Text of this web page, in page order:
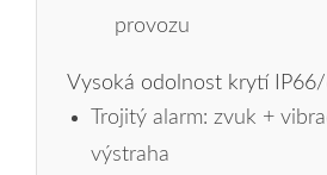
provozu
Vysoká odolnost krytí
Trojitý alarm: zvuk +
výstraha